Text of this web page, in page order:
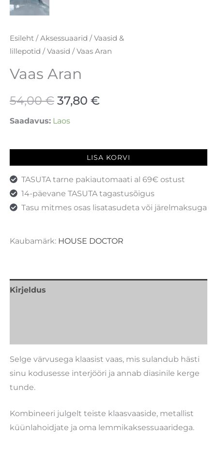
Esileht / Aksessuaarid / Vaasid &
lillepotid / Vaasid / Vaas Aran
Vaas Aran
54,00€ 37,80 €
Saadavus: Laos
LISA KORVI
TASUTA tarne pakiautomaati al 69€ ostust
14-päevane TASUTA tagastusõigus
Tasu mitmes osas lisatasudeta või järelmaksuga
Kaubamärk: HOUSE DOCTOR
Kirjeldus
Selge värvusega klaasist vaas, mis sulandub hästi
sinu kodusesse interjööri ja annab diasinile kerge
tunde.
Kombineeri julgelt teiste klaasvaaside, metallist
küünlahoidjate ja oma lemmikaksessuaaridega.